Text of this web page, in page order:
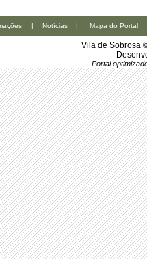
| Notícias | Mapa do Portal
Vila de Sobrosa
Portal